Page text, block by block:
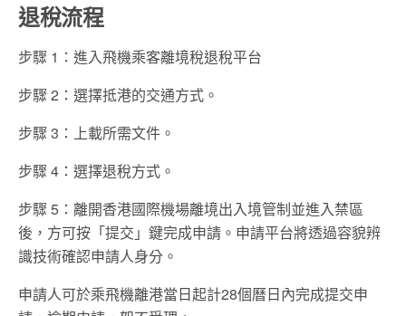
退稅流程
步驟 1：進入飛機乘客離境稅退稅平台
步驟 2：選擇抵港的交通方式。
步驟 3：上載所需文件。
步驟 4：選擇退稅方式。
步驟 5：離開香港國際機場離境出入境管制並進入禁區
後，方可按「提交」鍵完成申請。申請平台將透過容貌辨
識技術確認申請人身分。
申請人可於乘飛機離港當日起計28個曆日內完成提交申